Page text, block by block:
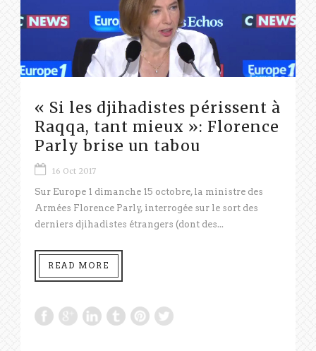
« Si les djihadistes périssent à
Raqqa, tant mieux »: Florence
Parly brise un tabou
16 Oct 2017
Sur Europe 1 dimanche 15 octobre, la ministre des
Armées Florence Parly, interrogée sur le sort des
derniers djihadistes étrangers (dont des...
READ MORE